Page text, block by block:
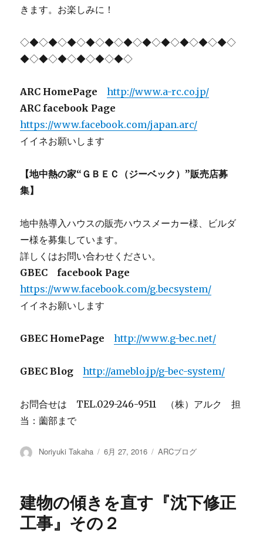
きます。お楽しみに！
◇◆◇◆◇◆◇◆◇◆◇◆◇◆◇◆◇◆◇◆◇◆◇
◆◇◆◇◆◇◆◇◆◇◆◇
ARC HomePage
http://www.a-rc.co.jp/
ARC facebook Page
https://www.facebook.com/japan.arc/
イイネお願いします
【地中熱の家“ＧＢＥＣ（ジーベック）”販売店募
集】
地中熱導入ハウスの販売ハウスメーカー様、ビルダ
ー様を募集しています。
詳しくはお問い合わせください。
GBEC facebook Page
https://www.facebook.com/g.becsystem/
イイネお願いします
GBEC HomePagehttp://www.g-bec.net/
GBEC Bloghttp://ameblo.jp/g-bec-system/
お問合せは TEL.029-246-9511 （株）アルク 担
当：薗部まで
投
Noriyuki Takaha
投
6月 27, 2016
カ
ー
ARCブログ
建物の傾きを直す『沈下修正
工事』その２